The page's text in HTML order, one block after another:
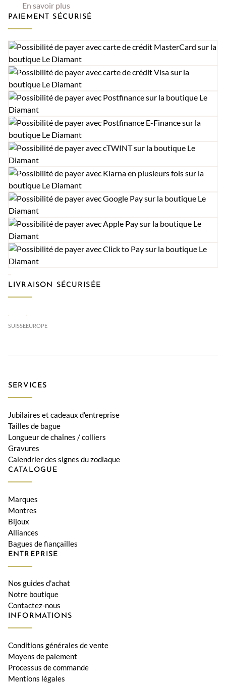
En savoir plus
PAIEMENT SÉCURISÉ
LIVRAISON SÉCURISÉE
SUISSEEUROPE
SERVICES
Jubilaires et cadeaux d'entreprise
Tailles de bague
Longueur de chaînes / colliers
Gravures
Calendrier des signes du zodiaque
CATALOGUE
Marques
Montres
Bijoux
Alliances
Bagues de fiançailles
ENTREPRISE
Nos guides d'achat
Notre boutique
Contactez-nous
INFORMATIONS
Conditions générales de vente
Moyens de paiement
Processus de commande
Mentions légales